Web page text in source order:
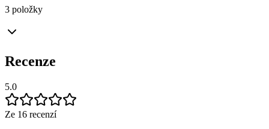
3 položky
Recenze
5.0
Ze 16 recenzí